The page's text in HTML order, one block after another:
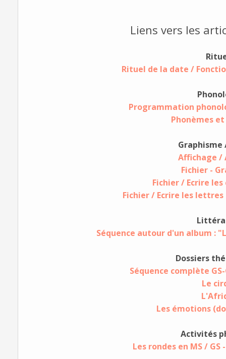
Liens vers les
Rituel de la date /
Programmation
Phonèmes
Graphisme
Affichage /
Fichier -
Fichier / Ecrire
Fichier / Ecrire les
Séquence autour d'un album :
Dossiers
Séquence complète
Le
Les émotions
Activités
Les rondes en MS /